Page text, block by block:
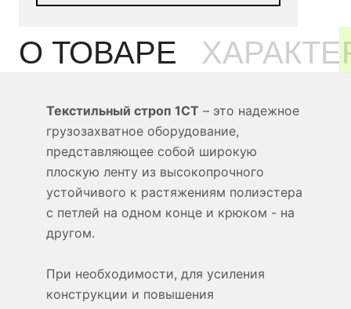
О ТОВАРЕ
Текстильный строп 1СТ – это надежное
грузозахватное оборудование,
представляющее собой широкую
плоскую ленту из высокопрочного
устойчивого к растяжениям полиэстера
с петлей на одном конце и крюком - на
другом.
При необходимости, для усиления
конструкции и повышения